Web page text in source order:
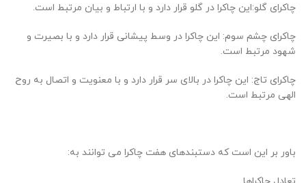
چاکرای گلو:این چاکرا در گلو قرار دارد و با ارتباط و بیان مرتبط است.
چاکرای چشم سوم: این چاکرا در وسط پیشانی قرار دارد و با بصیرت و
شهود مرتبط است.
چاکرای تاج: این چاکرا در بالای سر قرار دارد و با معنویت و اتصال به روح
الهی مرتبط است.
باور بر این است که دستبندهای هفت چاکرا می توانند به: